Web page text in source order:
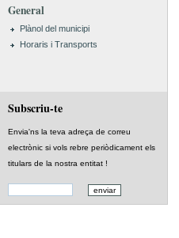
General
Plànol del municipi
Horaris i Transports
Subscriu-te
Envia'ns la teva adreça de correu
electrònic si vols rebre periòdicament els
titulars de la nostra entitat !